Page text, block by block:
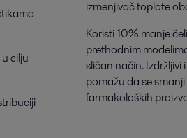
cilju
izmenjivač toplote
Koristi 10% manje
prethodnim
sličan način.
pomažu da se
farmakoloških